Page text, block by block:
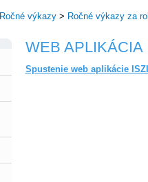
Ročné výkazy> Ročné výkazy za
WEB APLIKÁCIA
Spustenie web aplikácie ISZI